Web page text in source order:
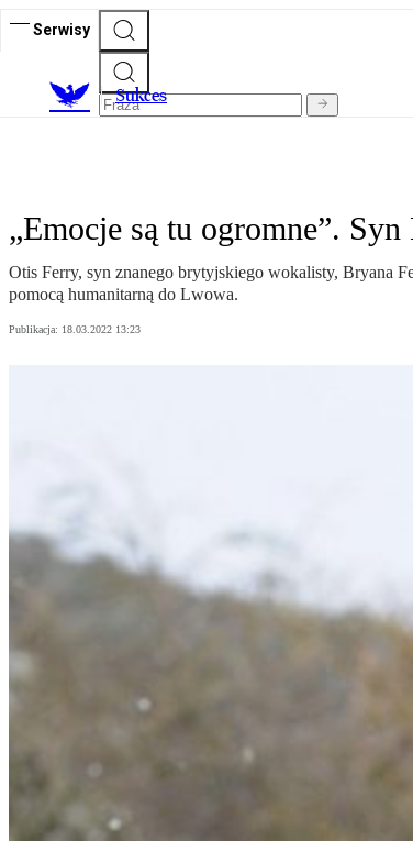
Serwisy
Sukces
„Emocje są tu ogromne”.
Otis Ferry, syn znanego brytyjskiego wokalisty, Bryana
pomocą humanitarną do Lwowa.
Publikacja: 18.03.2022 13:23